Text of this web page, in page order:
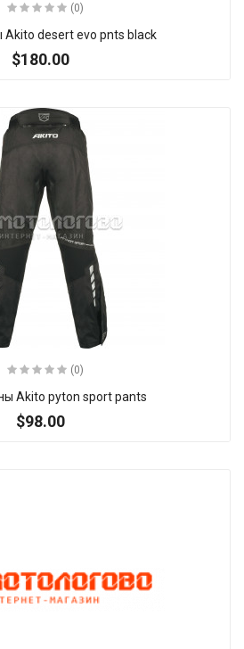
(0)
desert evo pnts black
$180.00
(0)
Akito pyton sport pants
$98.00